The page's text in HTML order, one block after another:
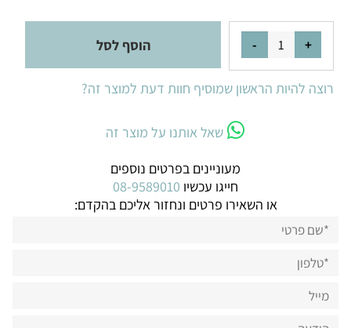
הוסף לסל
רוצה להיות הראשון שמוסיף חוות דעת למוצר זה?
שאל אותנו על מוצר זה
מעוניינים בפרטים נוספים
חייגו עכשיו 08-9589010
או השאירו פרטים ונחזור אליכם בהקדם: